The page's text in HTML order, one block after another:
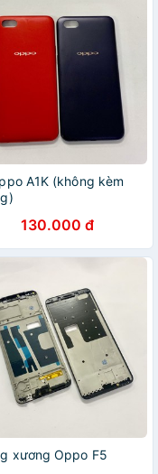
A1K (không kèm
130.000 đ
xương Oppo F5